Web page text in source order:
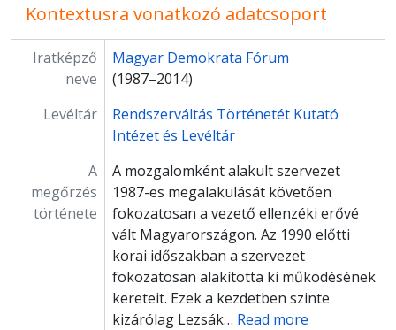
Kontextusra vonatkozó adatcsoport
Iratképző
neve
Magyar Demokrata Fórum
(1987–2014)
Levéltár
Rendszerváltás Történetét Kutató
Intézet és Levéltár
A
megőrzés
története
A mozgalomként alakult szervezet
1987-es megalakulását követően
fokozatosan a vezető ellenzéki erővé
vált Magyarországon. Az 1990 előtti
korai időszakban a szervezet
fokozatosan alakította ki működésének
kereteit. Ezek a kezdetben szinte
kizárólag Lezsák… Read more